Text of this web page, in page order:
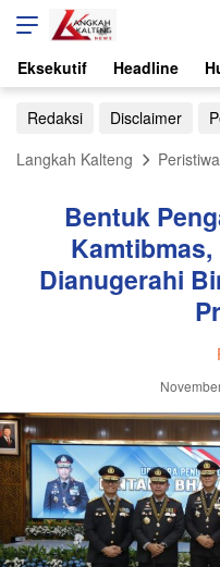
Eksekutif Headline
Redaksi Disclaimer
Langkah Kalteng
Peristiwa
Bentuk
Dianugerahi